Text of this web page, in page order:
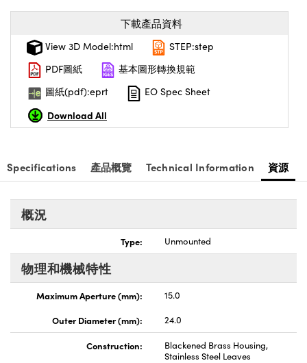
Components | SCHOTT 光學元件
(UFI)
下載產品資料
View 3D Model:html
STEP:step
PDF圖紙
基本圖形轉換規範
圖紙(pdf):eprt
EO Spec Sheet
Download All
Specifications 產品概覽 Technical Information 資源
概況
Type: Unmounted
物理和機械特性
Maximum Aperture (mm):
15.0
Outer Diameter (mm):
24.0
Construction:
Blackened Brass Housing,
Stainless Steel Leaves